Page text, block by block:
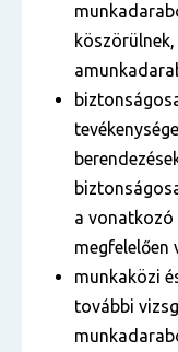
a vonatkozó
megfelelően
munkaközi
további